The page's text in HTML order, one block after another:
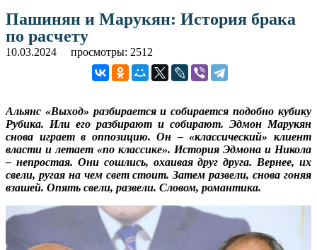
Пашинян и Марукян: История брака
по расчету
10.03.2024 просмотры: 2512
Альянс «Выход» разбирается и собирается подобно кубику
Рубика. Или его разбирают и собирают. Эдмон Марукян
снова играет в оппозицию. Он – «классический» клиент
власти и летает «по классике». История Эдмона и Никола
– непростая. Они сошлись, охаивая друг друга. Вернее, их
свели, ругая на чем свет стоит. Затем развели, снова гоняя
взашей. Опять свели, развели. Словом, романтика.